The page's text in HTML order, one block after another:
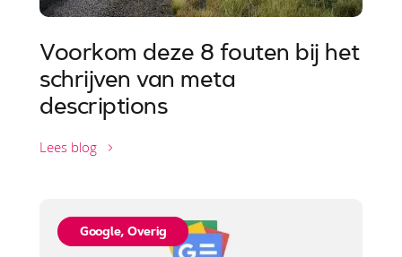
Voorkom deze 8 fouten bij het
schrijven van meta
descriptions
Lees blog
Google, Overig